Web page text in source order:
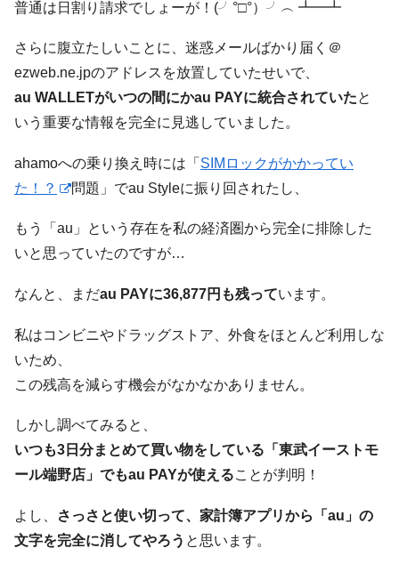
普通は日割り請求でしょーが！(╯°□°）╯︵ ┻━┻
さらに腹立たしいことに、迷惑メールばかり届く＠
ezweb.ne.jpのアドレスを放置していたせいで、
au WALLETがいつの間にかau PAYに統合されていたと
いう重要な情報を完全に見逃していました。
ahamoへの乗り換え時には「 SIMロックがかかってい
た！？
問題」でau Styleに振り回されたし、
もう「au」という存在を私の経済圏から完全に排除した
いと思っていたのですが…
なんと、まだau PAYに36,877円も残っています。
私はコンビニやドラッグストア、外食をほとんど利用しな
いため、
この残高を減らす機会がなかなかありません。
しかし調べてみると、
いつも3日分まとめて買い物をしている「東武イーストモ
ール端野店」でもau PAYが使えることが判明！
よし、
さっさと使い切って、家計簿アプリから「au」の
文字を完全に消してやろう と思います。